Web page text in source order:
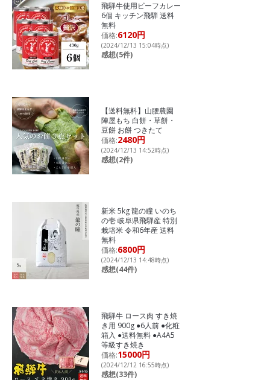
飛騨牛使用ビーフカレー
6個 キッチン飛騨 送料
無料
価格:6120円
(2024/12/13 15:04時点)
感想(5件)
【送料無料】山腰農園
陣屋もち 白餅・草餅・
豆餅 お餅 つきたて
価格:2480円
(2024/12/13 14:52時点)
感想(2件)
新米 5kg 龍の瞳 いのち
の壱 岐阜県飛騨産 特別
栽培米 令和6年産 送料
無料
価格:6800円
(2024/12/13 14:48時点)
感想(44件)
飛騨牛 ロース肉 すき焼
き用 900g ●6人前 ●化粧
箱入 ●送料無料 ●A4A5
等級すき焼き
価格:15000円
(2024/12/12 16:55時点)
感想(33件)